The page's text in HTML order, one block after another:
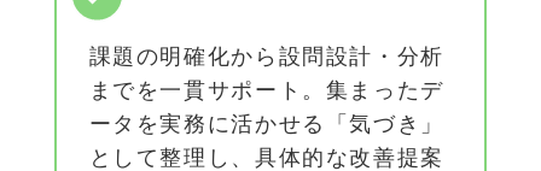
課題の明確化から設問設計・分析
までを一貫サポート。集まったデ
ータを実務に活かせる「気づき」
として整理し、具体的な改善提案